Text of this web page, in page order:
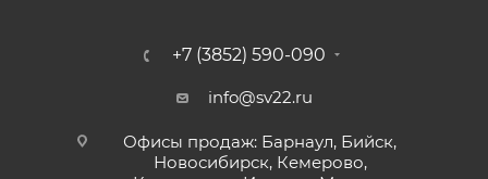
+7 (3852) 590-090
info@sv22.ru
Офисы продаж: Барнаул, Бийск,
Новосибирск, Кемерово,